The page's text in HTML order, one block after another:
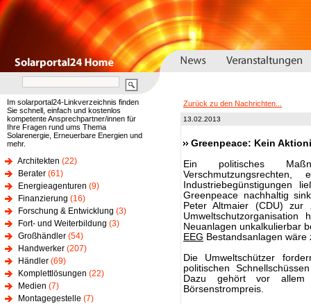
Im solarportal24-Linkverzeichnis finden
Sie schnell, einfach und kostenlos
kompetente Ansprechpartner/innen für
Ihre Fragen rund ums Thema
Solarenergie, Erneuerbare Energien und
mehr.
Architekten (22)
Berater (61)
Energieagenturen (9)
Finanzierung (16)
Forschung & Entwicklung (3)
Fort- und Weiterbildung (3)
Großhändler (54)
Handwerker (207)
Händler (69)
Komplettlösungen (22)
Medien (7)
Montagegestelle (7)
Zurück zu den Nachrichten...
13.02.2013
Greenpeace: Kein
Ein politisches
Industriebegünstigungen
Greenpeace nachhaltig
Peter Altmaier (CDU) zur
Neuanlagen unkalkulierbar
EEG Bestandsanlagen
Die Umweltschützer
politischen
Dazu gehört vor
Börsenstrompreis.